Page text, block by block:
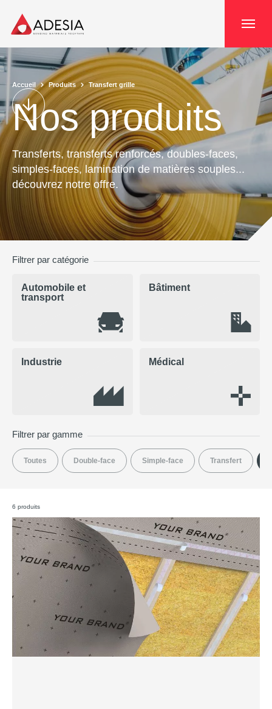
Accueil Produits Transfert grille
Nos produits
Transferts, transferts renforcés, doubles-faces,
simples-faces, lamination de matières souples...
découvrez notre offre.
Filtrer par catégorie
Automobile et
transport
Bâtiment
Industrie Médical
Filtrer par gamme
Toutes Double-face Simple-face Transfert
6 produits